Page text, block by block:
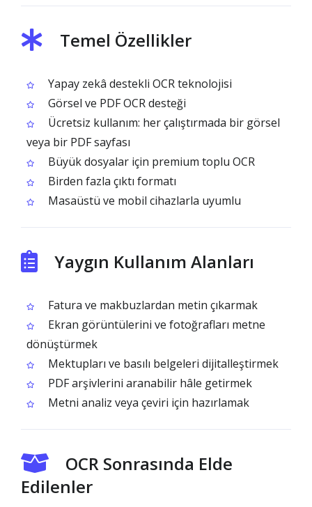
Temel Özellikler
Yapay zekâ destekli OCR teknolojisi
Görsel ve PDF OCR desteği
Ücretsiz kullanım: her çalıştırmada bir görsel
veya bir PDF sayfası
Büyük dosyalar için premium toplu OCR
Birden fazla çıktı formatı
Masaüstü ve mobil cihazlarla uyumlu
Yaygın Kullanım Alanları
Fatura ve makbuzlardan metin çıkarmak
Ekran görüntülerini ve fotoğrafları metne
dönüştürmek
Mektupları ve basılı belgeleri dijitalleştirmek
PDF arşivlerini aranabilir hâle getirmek
Metni analiz veya çeviri için hazırlamak
OCR Sonrasında Elde
Edilenler